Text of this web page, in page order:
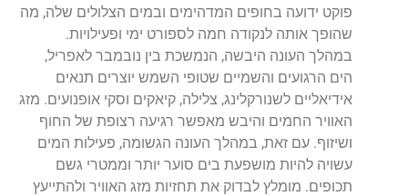
פוקט ידועה בחופים המדהימים ובמים הצלולים שלה, מה
שהופך אותה לנקודה חמה לספורט ימי ופעילויות.
במהלך העונה היבשה, הנמשכת בין נובמבר לאפריל,
הים הרגועים והשמיים שטופי השמש יוצרים תנאים
אידיאליים לשנורקלינג, צלילה, קיאקים וסקי אופנועים. מזג
האוויר החמים והיבש מאפשר רגיעה רצופת של החוף
ושיזוף. עם זאת, במהלך העונה הגשומה, פעילות המים
עשויה להיות מושפעת בים סוער יותר וממטרי גשם
תכופים. מומלץ לבדוק את תחזיות מזג האוויר ולהתייעץ